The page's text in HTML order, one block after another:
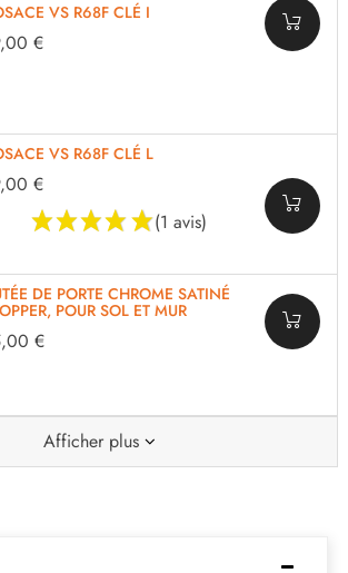
VS R68F CLÉ I
€
VS R68F CLÉ L
(1 avis)
€
DE PORTE CHROME SATINÉ
POUR SOL ET MUR
€
Afficher plus